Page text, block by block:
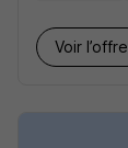
Voir l’offre